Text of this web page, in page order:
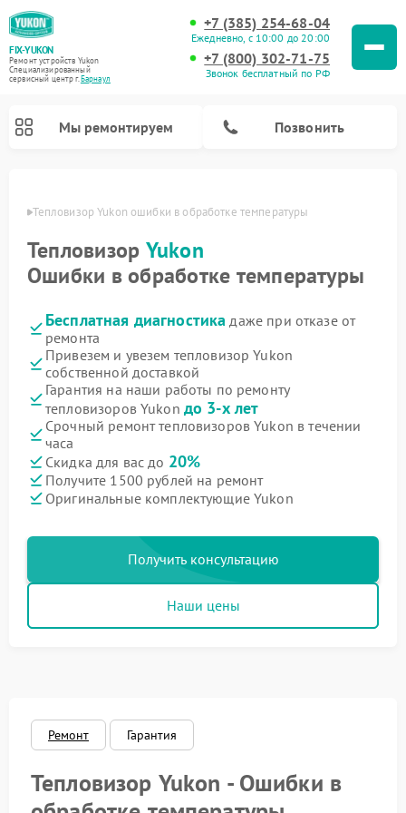
FIX-YUKON
Ремонт устройств Yukon
Специализированный
cервисный центр г.Барнаул
+7 (385) 254-68-04
Ежедневно, с 10:00 до 20:00
+7 (800) 302-71-75
Звонок бесплатный по РФ
Мы ремонтируем Позвонить
Тепловизор Yukon ошибки в обработке температуры
Тепловизор Yukon
Ошибки в обработке температуры
Бесплатная диагностика даже при отказе от
ремонта
Привезем и увезем тепловизор Yukon
собственной доставкой
Гарантия на наши работы по ремонту
тепловизоров Yukon до 3-х лет
Срочный ремонт тепловизоров Yukon в течении
часа
Скидка для вас до 20%
Получите 1500 рублей на ремонт
Оригинальные комплектующие Yukon
Получить консультацию
Наши цены
Ремонт Гарантия
Тепловизор Yukon - Ошибки в